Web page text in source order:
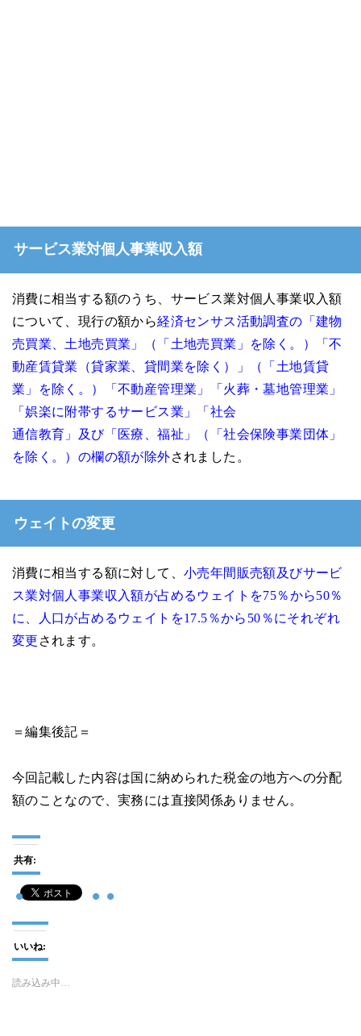
サービス業対個人事業収入額
消費に相当する額のうち、サービス業対個人事業収入額
について、現行の額から経済センサス活動調査の「建物
売買業、土地売買業」（「土地売買業」を除く。）「不
動産賃貸業（貸家業、貸間業を除く）」（「土地賃貸
業」を除く。）「不動産管理業」「火葬・墓地管理業」
「娯楽に附帯するサービス業」「社会
通信教育」及び「医療、福祉」（「社会保険事業団体」
を除く。）の欄の額が除外されました。
ウェイトの変更
消費に相当する額に対して、小売年間販売額及びサービ
ス業対個人事業収入額が占めるウェイトを75％から50％
に、人口が占めるウェイトを17.5％から50％にそれぞれ
変更 されます。
＝編集後記＝
今回記載した内容は国に納められた税金の地方への分配
額のことなので、実務には直接関係ありません。
共有:
いいね:
読み込み中…